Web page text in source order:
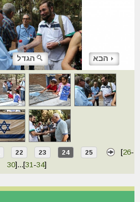
הגדל הבא
22 23 24 25 [26-
30]...[31 -34]